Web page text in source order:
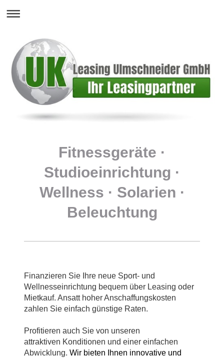
Fitnessgeräte ·
Studioeinrichtung ·
Wellness · Solarien ·
Beleuchtung
Finanzieren Sie Ihre neue Sport- und
Wellnesseinrichtung bequem über Leasing oder
Mietkauf. Ansatt hoher Anschaffungskosten
zahlen Sie einfach günstige Raten.
Profitieren auch Sie von unseren
attraktiven Konditionen und einer einfachen
Abwicklung. Wir bieten Ihnen innovative und